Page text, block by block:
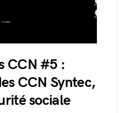
CCN #5 :
CCN Syntec,
sociale